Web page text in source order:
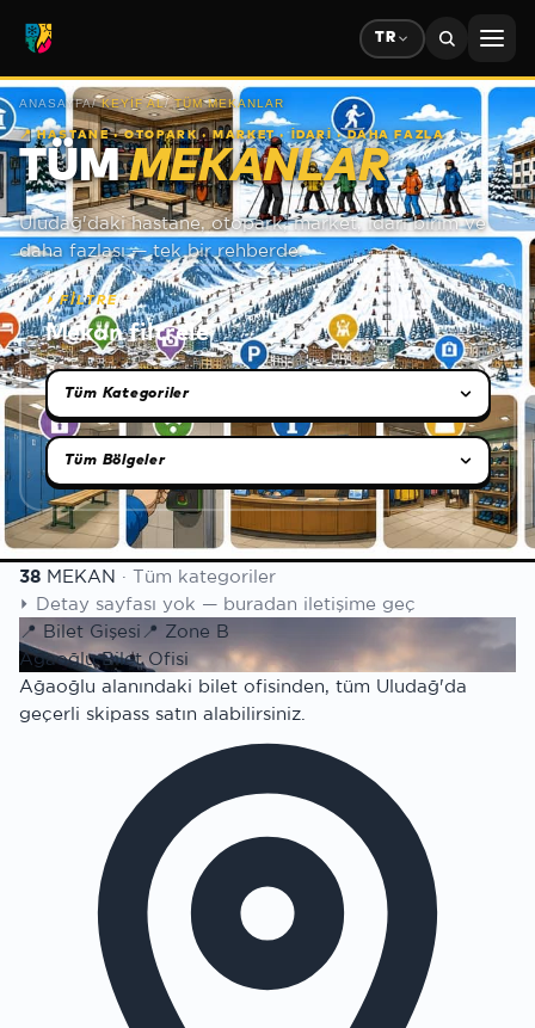
TR
ANASAYFA/ KEYIF AL/ TÜM MEKANLAR
📍 HASTANE · OTOPARK · MARKET · İDARİ · DAHA FAZLA
TÜM MEKANLAR
Uludağ'daki hastane, otopark, market, idari birim ve
daha fazlası — tek bir rehberde.
⏵ FİLTRE
Mekan filtrele
Kategori seçimi
Bölge seçimi
Mekan listesi
38 MEKAN · Tüm kategoriler
⏵ Detay sayfası yok — buradan iletişime geç
📍 Bilet Gişesi 📍 Zone B
Ağaoğlu Bilet Ofisi
Ağaoğlu alanındaki bilet ofisinden, tüm Uludağ'da
geçerli skipass satın alabilirsiniz.